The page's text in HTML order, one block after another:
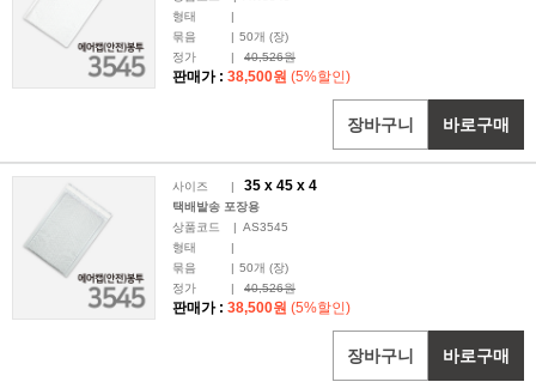
형태
묶음
50개 (장)
정가
40,526원
판매가 : 38,500원 (5%할인)
바로구매
장바구니
사이즈 35 x 45 x 4
택배발송 포장용
상품코드
AS3545
형태
묶음
50개 (장)
정가
40,526원
판매가 : 38,500원 (5%할인)
바로구매
장바구니